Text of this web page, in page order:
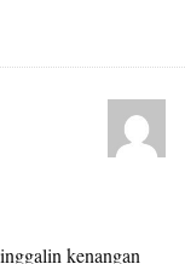
kenangan